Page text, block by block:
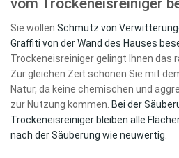
vom Trockeneisreiniger
Sie wollen Schmutz von
Graffiti von der Wand des Hauses
Trockeneisreiniger gelingt Ihnen das
Zur gleichen Zeit schonen Sie mit
Natur, da keine chemischen und
zur Nutzung kommen. Bei der
Trockeneisreiniger bleiben alle
nach der Säuberung wie neuwertig